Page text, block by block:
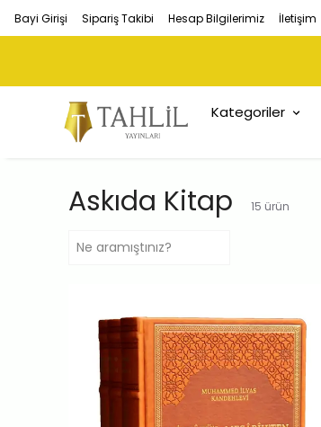
Bayi Girişi Sipariş Takibi Hesap Bilgilerimiz İletişim
Kategoriler
Askıda Kitap 15 ürün